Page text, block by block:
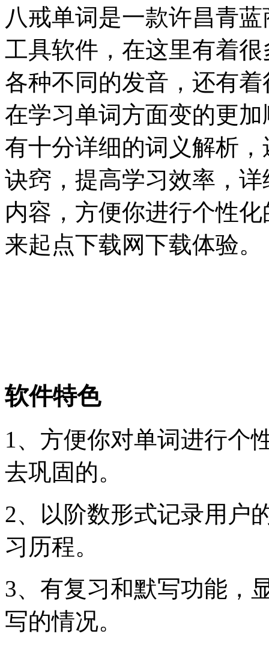
八戒单词是一款许昌青
工具软件，在这里有着
各种不同的发音，还有
在学习单词方面变的更
有十分详细的词义解析
诀窍，提高学习效率，
内容，方便你进行个性
来起点下载网下载体验。
软件特色
1、方便你对单词进行个
去巩固的。
2、以阶数形式记录用户
习历程。
3、有复习和默写功能，
写的情况。